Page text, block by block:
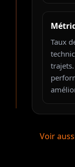
Taux
Voir